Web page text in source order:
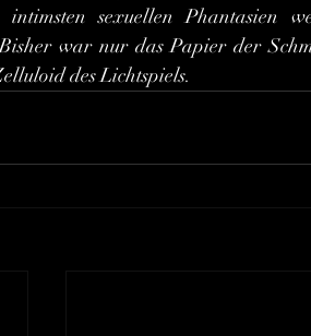
sexuellen Phantasien
war nur das Papier der
des Lichtspiels.